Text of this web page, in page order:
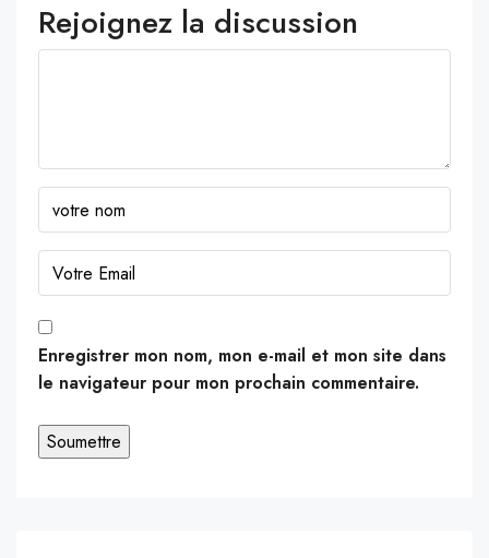
Rejoignez la discussion
Enregistrer mon nom, mon e-mail et mon site dans
le navigateur pour mon prochain commentaire.